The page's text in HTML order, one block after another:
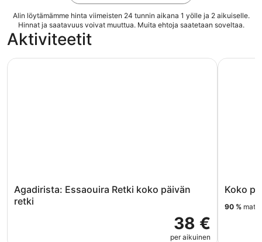
Alin löytämämme hinta viimeisten 24 tunnin aikana 1 yölle ja 2 aikuiselle.
Hinnat ja saatavuus voivat muuttua. Muita ehtoja saatetaan soveltaa.
Aktiviteetit
Agadirista: Essaouira Retki koko päivän
retki
38 €
per aikuinen
Agadirista: Essaouira Retki koko päivän retki
Koko
90 %
Koko